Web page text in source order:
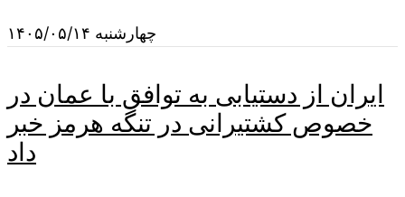
چهارشنبه ۱۴۰۵/۰۵/۱۴
ایران از دستیابی به توافق با عمان در
خصوص کشتیرانی در تنگه هرمز خبر
داد